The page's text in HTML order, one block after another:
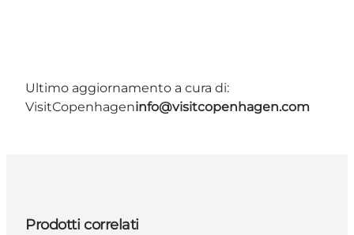
Ultimo aggiornamento a cura di:
VisitCopenhageninfo@visitcopenhagen.com
Prodotti correlati